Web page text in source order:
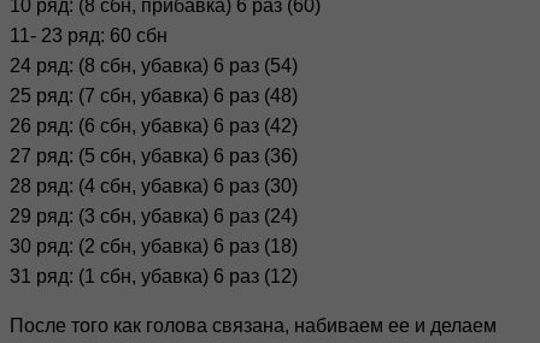
10 ряд: (8 сбн, прибавка) 6 раз (60)
11- 23 ряд: 60 сбн
24 ряд: (8 сбн, убавка) 6 раз (54)
25 ряд: (7 сбн, убавка) 6 раз (48)
26 ряд: (6 сбн, убавка) 6 раз (42)
27 ряд: (5 сбн, убавка) 6 раз (36)
28 ряд: (4 сбн, убавка) 6 раз (30)
29 ряд: (3 сбн, убавка) 6 раз (24)
30 ряд: (2 сбн, убавка) 6 раз (18)
31 ряд: (1 сбн, убавка) 6 раз (12)
После того как голова связана, набиваем ее и делаем